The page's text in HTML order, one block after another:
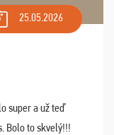
25.05.2026
super a už teď
Bolo to skvelý!!!